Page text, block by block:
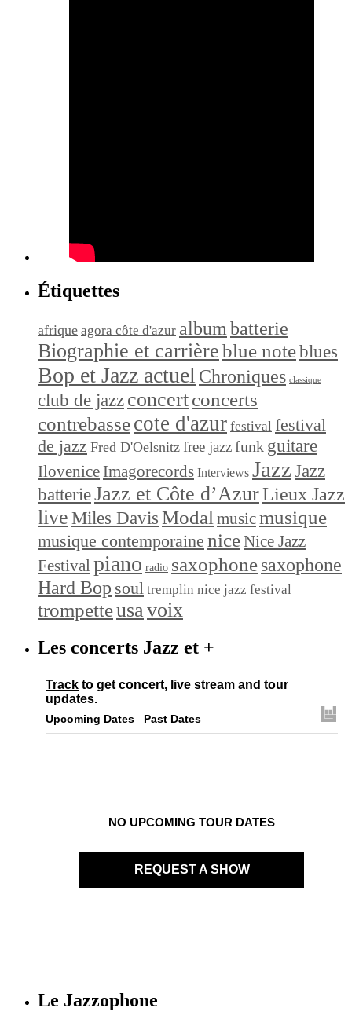
Étiquettes
afrique agora côte d'azur album batterie
Biographie et carrièreblue noteblues
Bop et Jazz actuel Chroniques classique
club de jazz concertconcerts
contrebassecote d'azur festival festival
de jazz Fred D'Oelsnitz free jazzfunk guitare
Ilovenice Imagorecords Interviews Jazz Jazz
batterieJazz et Côte d’AzurLieux Jazz
live Miles Davis Modal musicmusique
musique contemporaine niceNice Jazz
Festival piano radio saxophonesaxophone
Hard Bop soul tremplin nice jazz festival
trompetteusa voix
Les concerts Jazz et +
Track to get concert, live stream and tour
updates.
Upcoming Dates Past Dates
NO UPCOMING TOUR DATES
REQUEST A SHOW
Le Jazzophone